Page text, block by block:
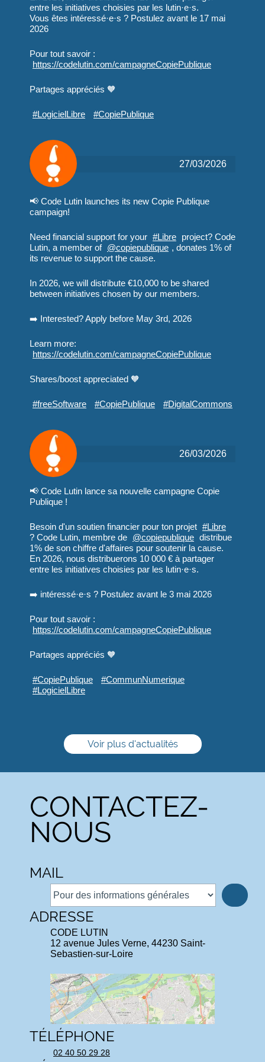
a pris en charge la
maintenance de
L'outil permet en
particulier de fournir aux
outil pour piloter leurs
d’assainissement, mais
refonte générale de
fonctionnel que
technique. Code Lutin a
également réalisé une
migration de la base de
données Oracle vers
conservant les
performances.
entre les initiatives choisies par les lutin·e·s.
Vous êtes intéressé·e·s ? Postulez avant le 17 mai
2026
Pour tout savoir :
https://codelutin.com/campagneCopiePublique
Partages appréciés 🧡
#LogicielLibre #CopiePublique
27/03/2026
📢 Code Lutin launches its new Copie Publique
campaign!
Need financial support for your #Libre project? Code
Lutin, a member of @copiepublique , donates 1% of
its revenue to support the cause.
In 2026, we will distribute €10,000 to be shared
between initiatives chosen by our members.
➡️ Interested? Apply before May 3rd, 2026
Learn more:
https://codelutin.com/campagneCopiePublique
Shares/boost appreciated 🧡
#freeSoftware #CopiePublique #DigitalCommons
26/03/2026
📢 Code Lutin lance sa nouvelle campagne Copie
Publique !
Besoin d'un soutien financier pour ton projet #Libre
? Code Lutin, membre de @copiepublique distribue
1% de son chiffre d'affaires pour soutenir la cause.
En 2026, nous distribuerons 10 000 € à partager
entre les initiatives choisies par les lutin·e·s.
➡️ intéressé·e·s ? Postulez avant le 3 mai 2026
Pour tout savoir :
https://codelutin.com/campagneCopiePublique
Partages appréciés 🧡
#CopiePublique #CommunNumerique
#LogicielLibre
Voir plus d'actualités
CONTACTEZ-
NOUS
MAIL
ADRESSE
CODE LUTIN
12 avenue Jules Verne, 44230 Saint-
Sebastien-sur-Loire
TÉLÉPHONE
02 40 50 29 28